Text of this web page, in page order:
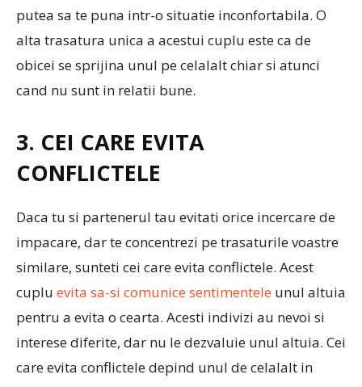
putea sa te puna intr-o situatie inconfortabila. O
alta trasatura unica a acestui cuplu este ca de
obicei se sprijina unul pe celalalt chiar si atunci
cand nu sunt in relatii bune.
3. CEI CARE EVITA
CONFLICTELE
Daca tu si partenerul tau evitati orice incercare de
impacare, dar te concentrezi pe trasaturile voastre
similare, sunteti cei care evita conflictele. Acest
cuplu evita sa-si comunice sentimentele unul altuia
pentru a evita o cearta. Acesti indivizi au nevoi si
interese diferite, dar nu le dezvaluie unul altuia. Cei
care evita conflictele depind unul de celalalt in